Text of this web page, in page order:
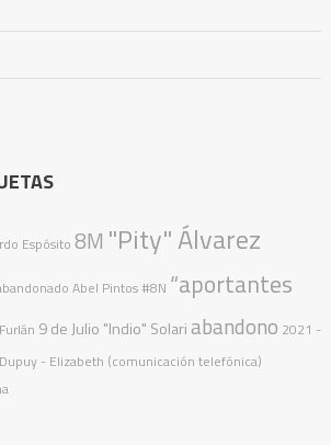
Espósito 8M "Pity" Álvarez
Abel Pintos #8N “aportantes
9 de Julio "Indio" Solariabandono 2021 -
- Elizabeth (comunicación telefónica)